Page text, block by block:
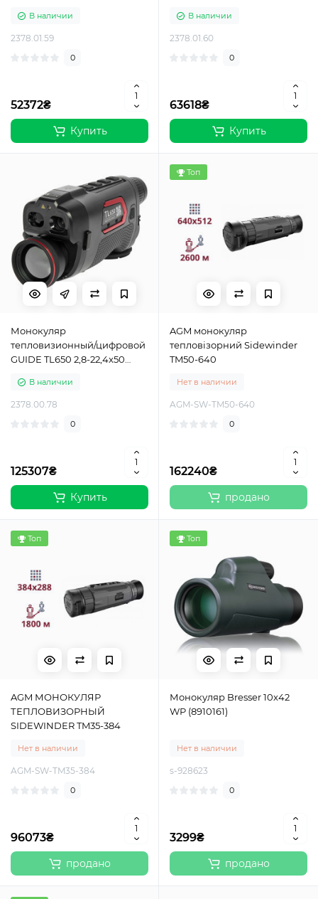
В наличии
2378.01.59
0
52372₴
Купить
В наличии
2378.01.60
0
63618₴
Купить
Монокуляр
тепловизионный/цифровой
GUIDE TL650 2,8-22,4x50
дальномером. 1400 м
В наличии
2378.00.78
0
125307₴
Купить
Топ
AGM монокуляр
тепловізорний Sidewinder
TM50-640
Нет в наличии
AGM-SW-TM50-640
0
162240₴
продано
Топ
AGM МОНОКУЛЯР
ТЕПЛОВИЗОРНЫЙ
SIDEWINDER TM35-384
Нет в наличии
AGM-SW-TM35-384
0
96073₴
продано
Топ
Монокуляр Bresser 10x42
WP (8910161)
Нет в наличии
s-928623
0
3299₴
продано